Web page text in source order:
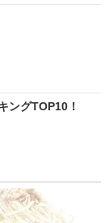
ングTOP10！